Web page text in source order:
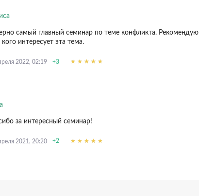
самый главный семинар по теме конфликта. Рекомендую
кого интересует эта тема.
2022, 02:19 +3
за интересный семинар!
2021, 20:20 +2